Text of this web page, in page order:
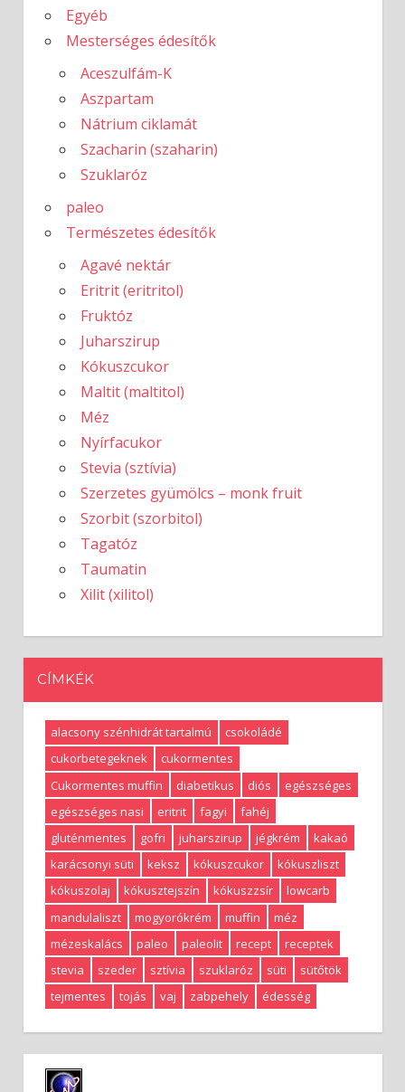
Egyéb
Mesterséges édesítők
Aceszulfám-K
Aszpartam
Nátrium ciklamát
Szacharin (szaharin)
Szuklaróz
paleo
Természetes édesítők
Agavé nektár
Eritrit (eritritol)
Fruktóz
Juharszirup
Kókuszcukor
Maltit (maltitol)
Méz
Nyírfacukor
Stevia (sztívia)
Szerzetes gyümölcs – monk fruit
Szorbit (szorbitol)
Tagatóz
Taumatin
Xilit (xilitol)
CÍMKÉK
alacsony szénhidrát tartalmú
csokoládé
cukorbetegeknek
cukormentes
Cukormentes muffin
diabetikus diós
egészséges
egészséges nasi
eritrit fagyi
fahéj
gluténmentes
gofri juharszirup jégkrém
kakaó
karácsonyi süti
keksz kókuszcukor
kókuszliszt
kókuszolaj
kókusztejszín kókuszzsír
lowcarb
mandulaliszt
mogyorókrém muffin
méz
mézeskalács
paleo paleolit recept
receptek
stevia
szeder sztívia szuklaróz süti
sütőtök
tejmentes
tojás vaj zabpehely édesség